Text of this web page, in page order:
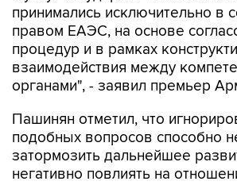
принимались исключительно в
правом ЕАЭС, на основе
процедур и в рамках
взаимодействия между
органами", - заявил премьер
Пашинян отметил, что
подобных вопросов способно
затормозить дальнейшее
негативно повлиять на